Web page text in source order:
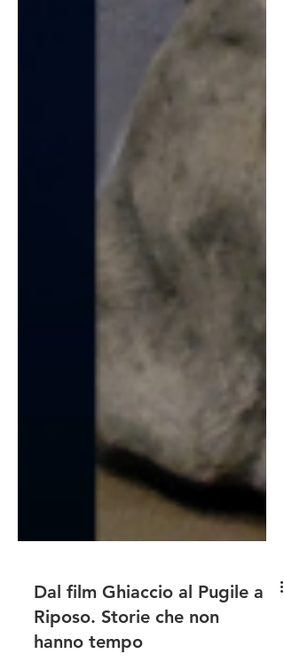
Dal film Ghiaccio al Pugile a
Riposo. Storie che non